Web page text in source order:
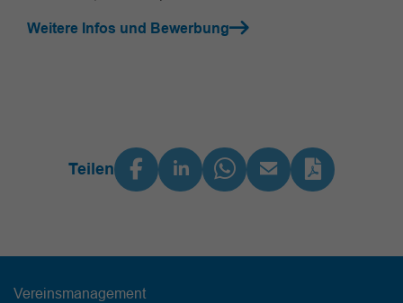
Weitere Infos und Bewerbung
Teilen
Vereinsmanagement